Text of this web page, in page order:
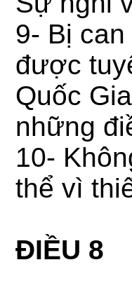
9- Bị
được
Quốc
những
10-
thể vì
ĐIỀU 8